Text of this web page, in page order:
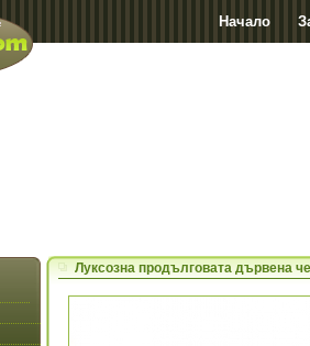
Начало
Луксозна продълговата дървена